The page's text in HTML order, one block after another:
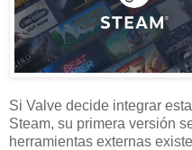
Si Valve decide integrar
Steam, su primera versión
herramientas externas